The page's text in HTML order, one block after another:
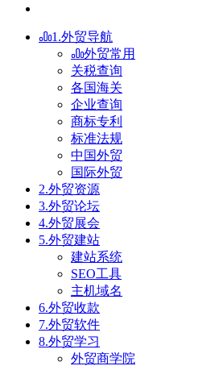
1.外贸导航
外贸常用
关税查询
各国海关
企业查询
商标专利
标准法规
中国外贸
国际外贸
2.外贸资源
3.外贸论坛
4.外贸展会
5.外贸建站
建站系统
SEO工具
主机域名
6.外贸收款
7.外贸软件
8.外贸学习
外贸商学院